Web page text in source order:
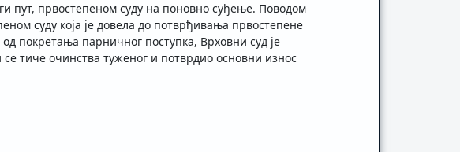
пут, првостепеном суду на поновно суђење. Поводом
суду која је довела до потврђивања првостепене
покретања парничног поступка, Врховни суд је
тиче очинства туженог и потврдио основни износ